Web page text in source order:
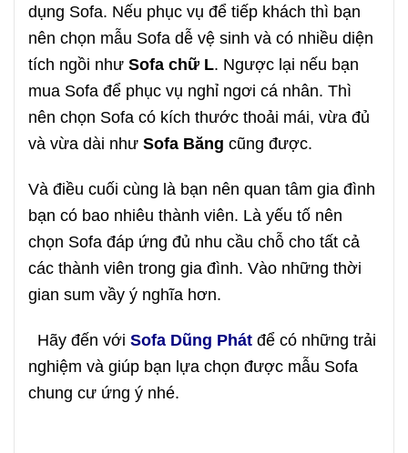
dụng Sofa. Nếu phục vụ để tiếp khách thì bạn
nên chọn mẫu Sofa dễ vệ sinh và có nhiều diện
tích ngồi như Sofa chữ L. Ngược lại nếu bạn
mua Sofa để phục vụ nghỉ ngơi cá nhân. Thì
nên chọn Sofa có kích thước thoải mái, vừa đủ
và vừa dài như Sofa Băng cũng được.
Và điều cuối cùng là bạn nên quan tâm gia đình
bạn có bao nhiêu thành viên. Là yếu tố nên
chọn Sofa đáp ứng đủ nhu cầu chỗ cho tất cả
các thành viên trong gia đình. Vào những thời
gian sum vầy ý nghĩa hơn.
Hãy đến với Sofa Dũng Phát để có những trải
nghiệm và giúp bạn lựa chọn được mẫu Sofa
chung cư ứng ý nhé.